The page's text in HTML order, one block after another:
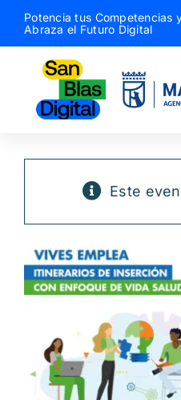
Saltar
contenido
Potencia tus Competencias
Abraza el Futuro Digital
Quiénes somos
¿Qué hacemos?
Itinerarios
Este